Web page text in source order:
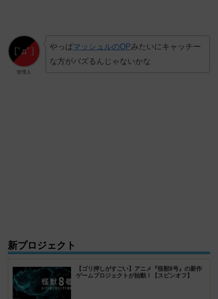
管理人
やっぱマッシュルのOPみたいにキャッチー
な方がバズるんじゃないかな
新プロジェクト
【ゴリ押しがすごい】アニメ『怪獣8号』の新作
ゲームプロジェクトが始動！【スピンオフ】